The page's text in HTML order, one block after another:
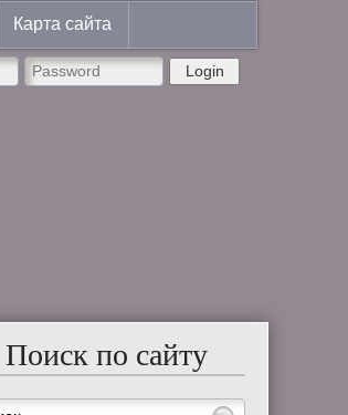
Карта сайта
Login
Поиск по сайту